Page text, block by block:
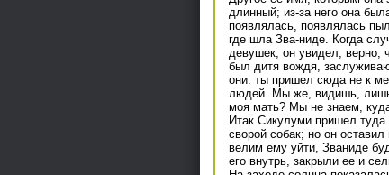
длинный; из-за него она
появлялась, появлялась
где шла Зва-ниде. Когда
девушек; он увидел, верно,
был дитя вождя,
они: ты пришел сюда не к
людей. Мы же, видишь,
моя мать? Мы не знаем,
Итак Сикулуми пришел
сворой собак; но он
велим ему уйти, Званиде
его внутрь, закрыли ее и